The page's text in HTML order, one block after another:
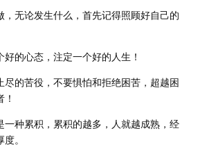
无论发生什么，首先记得照顾好自己的
的心态，注定一个好的人生！
的苦役，不要惧怕和拒绝困苦，超越困
一种累积，累积的越多，人就越成熟，经
。